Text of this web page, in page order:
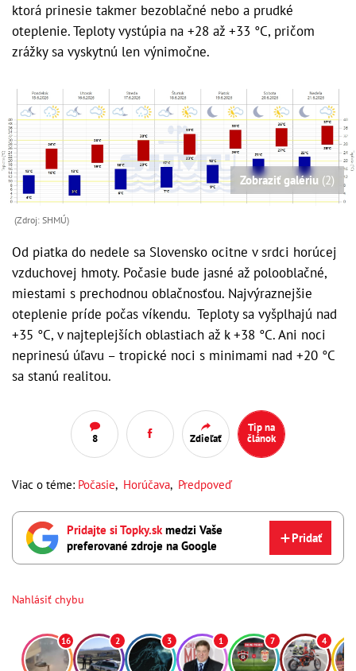
ktorá prinesie takmer bezoblačné nebo a prudké
oteplenie. Teploty vystúpia na +28 až +33 °C, pričom
zrážky sa vyskytnú len výnimočne.
Zobraziť galériu (2)
(Zdroj: SHMÚ)
Od piatka do nedele sa Slovensko ocitne v srdci horúcej
vzduchovej hmoty. Počasie bude jasné až polooblačné,
miestami s prechodnou oblačnosťou. Najvýraznejšie
oteplenie príde počas víkendu. Teploty sa vyšplhajú nad
+35 °C, v najteplejších oblastiach až k +38 °C. Ani noci
neprinesú úľavu – tropické noci s minimami nad +20 °C
sa stanú realitou.
8 Zdieľať
Tip na
článok
Viac o téme: Počasie, Horúčava, Predpoveď
Pridajte si Topky.sk medzi Vaše
preferované zdroje na Google
Pridať
Nahlásiť chybu
16 2 3 1 7 4